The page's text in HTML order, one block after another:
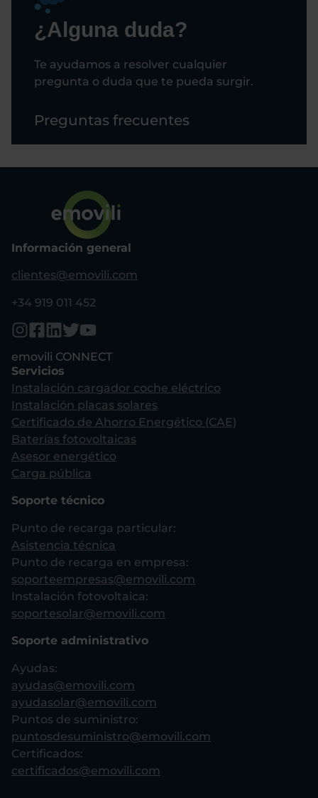
¿Alguna duda?
Te ayudamos a resolver cualquier
pregunta o duda que te pueda surgir.
Preguntas frecuentes
Información general
clientes@emovili.com
+34 919 011 452
emovili CONNECT
Servicios
Instalación cargador coche eléctrico
Instalación placas solares
Certificado de Ahorro Energético (CAE)
Baterías fotovoltaicas
Asesor energético
Carga pública
Soporte técnico
Punto de recarga particular:
Asistencia técnica
Punto de recarga en empresa:
soporteempresas@emovili.com
Instalación fotovoltaica:
soportesolar@emovili.com
Soporte administrativo
Ayudas:
ayudas@emovili.com
ayudasolar@emovili.com
Puntos de suministro:
puntosdesuministro@emovili.com
Certificados:
certificados@emovili.com